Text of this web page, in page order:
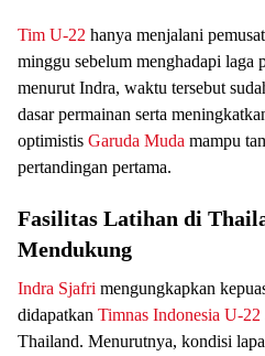
Tim U-22 hanya menjalani
minggu sebelum menghadapi laga
menurut Indra, waktu tersebut
dasar permainan serta
optimistis Garuda Muda mampu
pertandingan pertama.
Fasilitas Latihan di
Mendukung
Indra Sjafri mengungkapkan
didapatkan Timnas Indonesia U-22
Thailand. Menurutnya, kondisi